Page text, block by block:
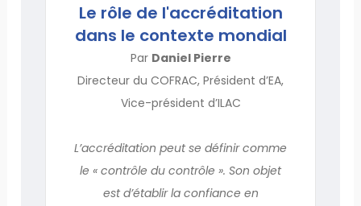
Le rôle de l'accréditation
dans le contexte mondial
Par Daniel Pierre
Directeur du COFRAC, Président d’EA,
Vice-président d’ILAC
L’accréditation peut se définir comme
le « contrôle du contrôle ». Son objet
est d’établir la confiance en